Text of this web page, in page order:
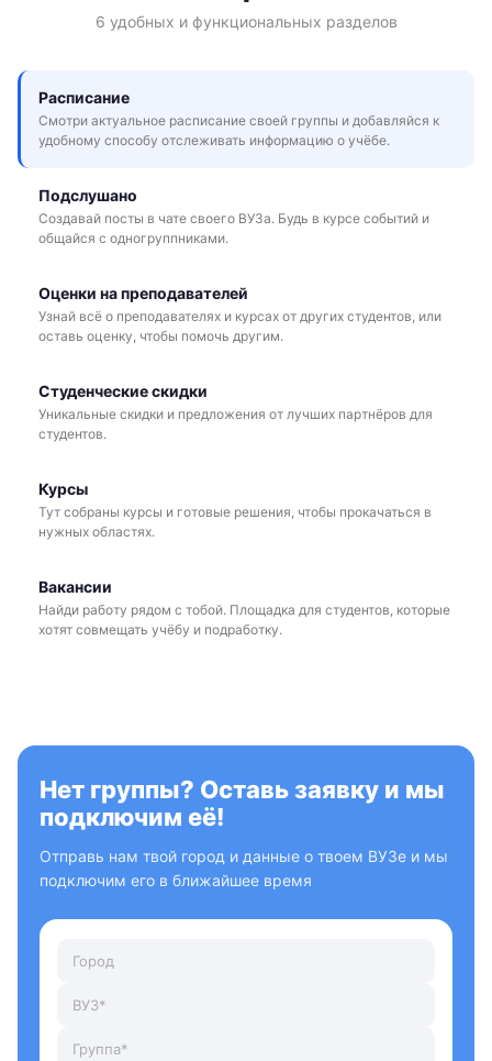
6 удобных и функциональных разделов
Расписание
Смотри актуальное расписание своей группы и добавляйся к
удобному способу отслеживать информацию о учёбе.
Подслушано
Создавай посты в чате своего ВУЗа. Будь в курсе событий и
общайся с одногруппниками.
Оценки на преподавателей
Узнай всё о преподавателях и курсах от других студентов, или
оставь оценку, чтобы помочь другим.
Студенческие скидки
Уникальные скидки и предложения от лучших партнёров для
студентов.
Курсы
Тут собраны курсы и готовые решения, чтобы прокачаться в
нужных областях.
Вакансии
Найди работу рядом с тобой. Площадка для студентов, которые
хотят совмещать учёбу и подработку.
Нет группы? Оставь заявку и мы
подключим её!
Отправь нам твой город и данные о твоем ВУЗе и мы
подключим его в ближайшее время